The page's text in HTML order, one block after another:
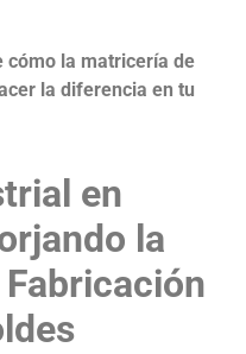
cómo la matricería de
la diferencia en tu
en
la